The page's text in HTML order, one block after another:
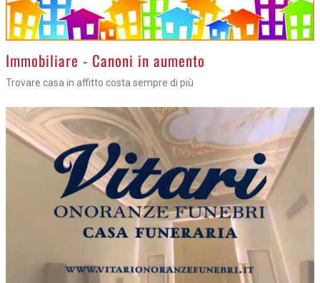
>Immobiliare - Canoni in aumento
Trovare casa in affitto costa sempre di più